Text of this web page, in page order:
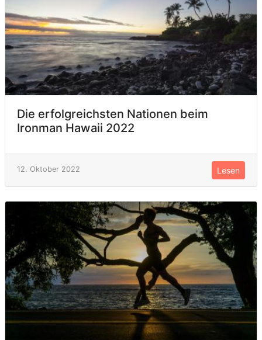
Die erfolgreichsten Nationen beim
Ironman Hawaii 2022
12. Oktober 2022 Lesen